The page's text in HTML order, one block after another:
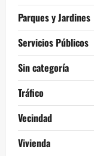
Parques y Jardines
Servicios Públicos
Sin categoría
Tráfico
Vecindad
Vivienda